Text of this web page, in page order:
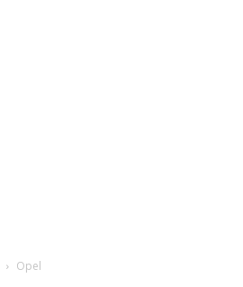
Opel